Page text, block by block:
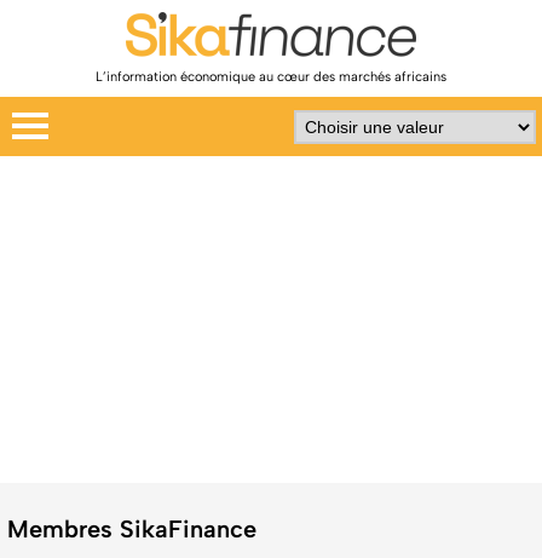
L’information économique au cœur des marchés africains
Membres SikaFinance